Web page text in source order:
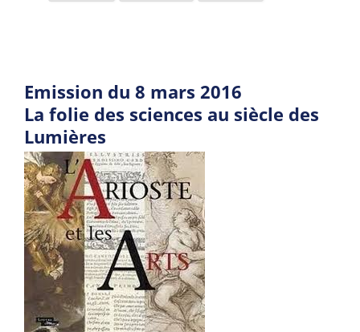
Emission du 8 mars 2016
La folie des sciences au siècle des
Lumières